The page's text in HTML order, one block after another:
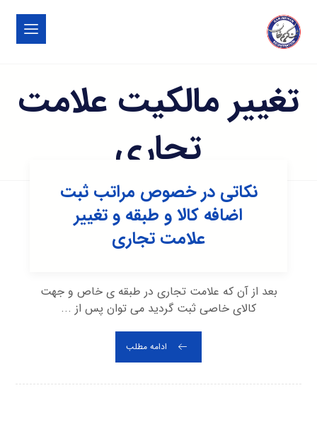
تغییر مالکیت علامت
تجاری
نکاتی در خصوص مراتب ثبت
اضافه کالا و طبقه و تغییر
علامت تجاری
بعد از آن که علامت تجاری در طبقه ی خاص و جهت
کالای خاصی ثبت گردید می توان پس از ...
ادامه مطلب